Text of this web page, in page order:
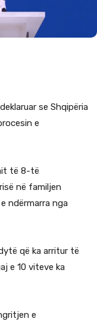
se Shqipëria
e
të 8-të
në familjen
ndërmarra nga
që ka arritur të
e 10 viteve ka
e